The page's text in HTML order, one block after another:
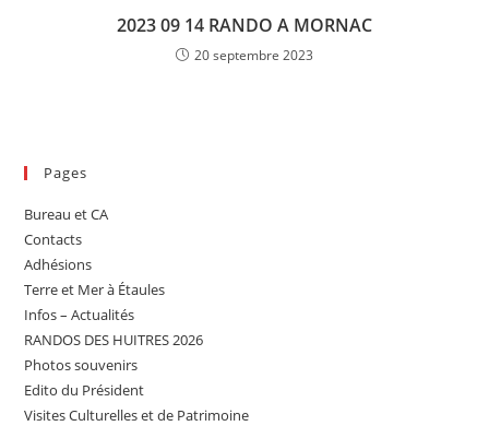
2023 09 14 RANDO A MORNAC
20 septembre 2023
Pages
Bureau et CA
Contacts
Adhésions
Terre et Mer à Étaules
Infos – Actualités
RANDOS DES HUITRES 2026
Photos souvenirs
Edito du Président
Visites Culturelles et de Patrimoine